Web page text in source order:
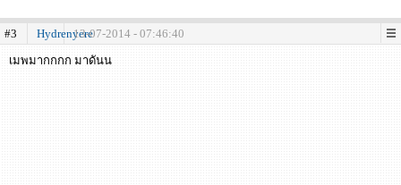
#3 Hydrenyere13-07-2014 - 07:46:40
เมพมากกกก มาดันน